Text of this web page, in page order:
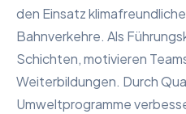
den Einsatz
Bahnverkehre. Als
Schichten, motivieren
Weiterbildungen. Durch
Umweltprogramme